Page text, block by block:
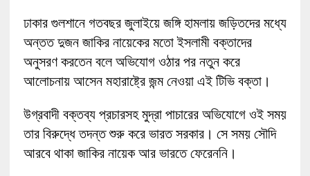
ঢাকার গুলশানে গতবছর জুলাইয়ে জঙ্গি হামলায় জড়িতদের মধ্যে
অন্তত দুজন জাকির নায়েকের মতো ইসলামী বক্তাদের
অনুসরণ করতেন বলে অভিযোগ ওঠার পর নতুন করে
আলোচনায় আসেন মহারাষ্ট্রে জন্ম নেওয়া এই টিভি বক্তা।
উগ্রবাদী বক্তব্য প্রচারসহ মুদ্রা পাচারের অভিযোগে ওই সময়
তার বিরুদ্ধে তদন্ত শুরু করে ভারত সরকার। সে সময় সৌদি
আরবে থাকা জাকির নায়েক আর ভারতে ফেরেননি।